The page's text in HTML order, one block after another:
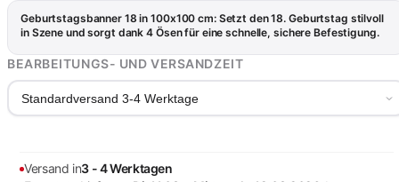
Geburtstagsbanner 18 in 100x100 cm: Setzt den 18. Geburtstag stilvoll
in Szene und sorgt dank 4 Ösen für eine schnelle, sichere Befestigung.
BEARBEITUNGS- UND VERSANDZEIT
Standardversand 3-4 Werktage
Versand in3 - 4 Werktagen